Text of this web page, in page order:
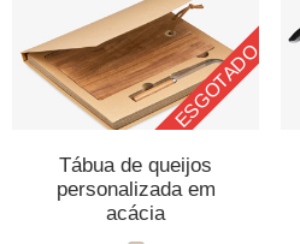
ESGOTADO
Tábua de queijos
personalizada em
acácia